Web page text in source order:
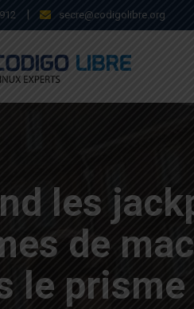
| secre@codigolibre.org
les
de
le prisme